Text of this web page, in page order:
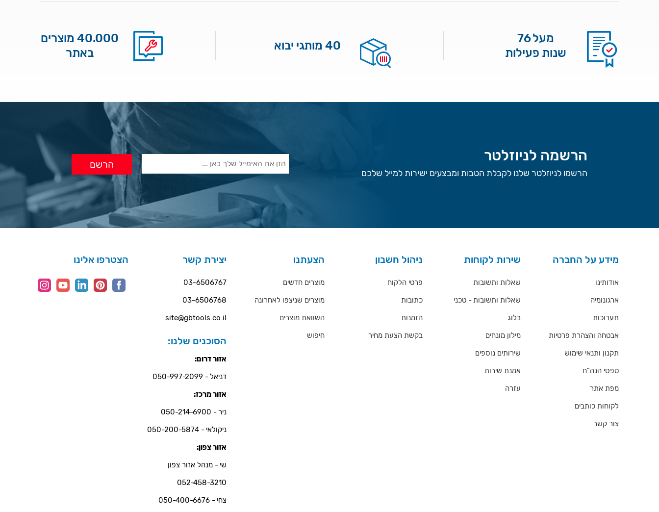
מעל 76
שנות פעילות
40 מותגי יבוא
40.000 מוצרים
באתר
הרשמה לניוזלטר
הרשמו לניוזלטר שלנו לקבלת הטבות ומבצעים ישירות למייל שלכם
מידע על החברה
אודותינו
ארגונומיה
תערוכות
אבטחה והצהרת פרטיות
תקנון ותנאי שימוש
טפסי הנה"ח
מפת אתר
לקוחות כותבים
צור קשר
שירות לקוחות
שאלות ותשובות
שאלות ותשובות - טכני
בלוג
מילון מונחים
שירותים נוספים
אמנת שירות
עזרה
ניהול חשבון
פרטי הלקוח
כתובות
הזמנות
בקשת הצעת מחיר
הצעתנו
מוצרים חדשים
מוצרים שניצפו לאחרונה
השוואת מוצרים
חיפוש
יצירת קשר
03-6506767
03-6506768
site@gbtools.co.il
הסוכנים שלנו:
אזור דרום:
דניאל - 050-997-2099
אזור מרכז:
ניר - 050-214-6900
ניקולאי - 050-200-5874
אזור צפון:
שי - מנהל אזור צפון
052-458-3210
צחי - 050-400-6676
הצטרפו אלינו